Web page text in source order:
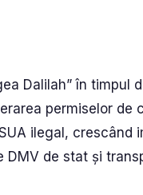
Dalilah” în timpul
permiselor de
ilegal, crescând
de stat și